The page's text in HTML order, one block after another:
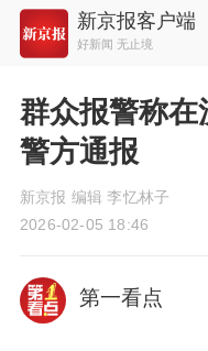
新京报客户端
好新闻 无止境
群众报警称
警方通报
新京报 编辑 李忆林子
2026-02-05 18:46
第一看点